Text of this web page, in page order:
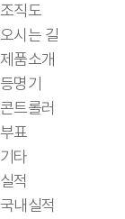
조직도
오시는 길
제품소개
등명기
콘트롤러
부표
기타
실적
국내실적